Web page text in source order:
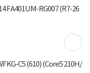
FA401UM-RG007 (R7-26
C5 (610) (Core5 210H/
문취소, 변심반품이 불가합니다.
가 SSD 불량 시 해당 SSD 제조
인 후 주문 바랍니다.